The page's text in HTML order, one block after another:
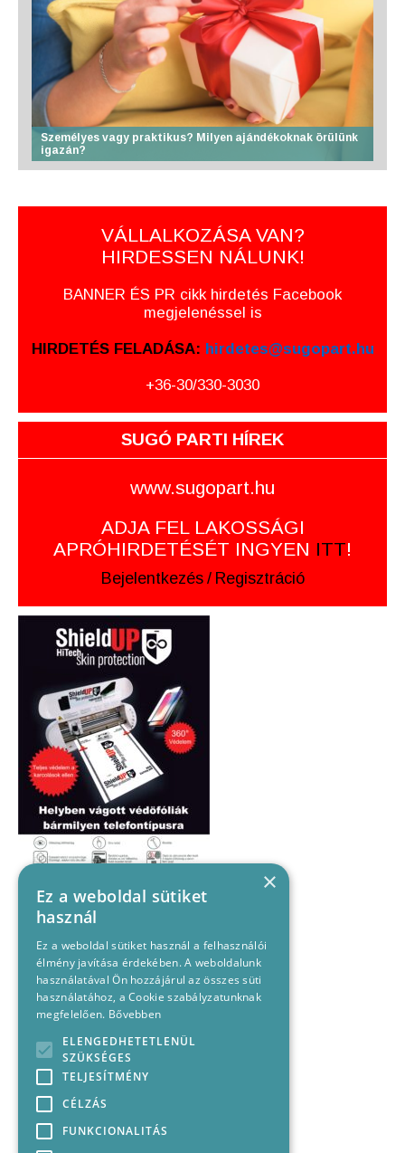
Személyes vagy praktikus? Milyen ajándékoknak örülünk
igazán?
VÁLLALKOZÁSA VAN?
HIRDESSEN NÁLUNK!
BANNER ÉS PR cikk hirdetés Facebook
megjelenéssel is
HIRDETÉS FELADÁSA: hirdetes@sugopart.hu
+36-30/330-3030
SUGÓ PARTI HÍREK
www.sugopart.hu
ADJA FEL LAKOSSÁGI
APRÓHIRDETÉSÉT INGYEN ITT!
Bejelentkezés / Regisztráció
×
Ez a weboldal sütiket
használ
Ez a weboldal sütiket használ a felhasználói
élmény javítása érdekében. A weboldalunk
használatával Ön hozzájárul az összes süti
használatához, a Cookie szabályzatunknak
megfelelően. Bővebben
ELENGEDHETETLENÜL
SZÜKSÉGES
TELJESÍTMÉNY
CÉLZÁS
FUNKCIONALITÁS